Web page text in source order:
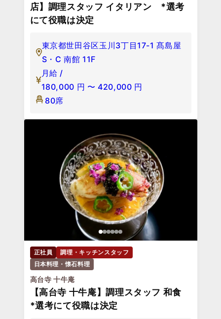
店】調理スタッフ イタリアン *選考
にて役職は決定
東京都世田谷区玉川3丁目17-1 髙島屋
S・C 南館 11F
月給 /
180,000 円 〜 420,000 円
80席
正社員
調理・キッチンスタッフ
日本料理・懐石料理
高台寺 十牛庵
【高台寺 十牛庵】調理スタッフ 和食
*選考にて役職は決定